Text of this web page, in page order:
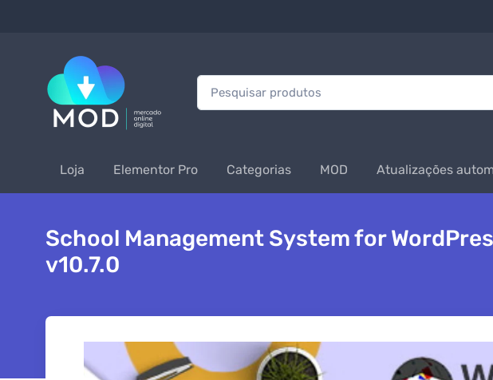
Procurar:
Loja Elementor Pro Categorias MOD Atualizações
School Management System for
v10.7.0